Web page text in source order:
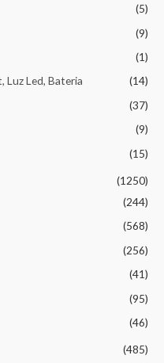
(5)
(9)
(1)
Led, Bateria
(14)
(37)
(9)
(15)
(1250)
(244)
(568)
(256)
(41)
(95)
(46)
(485)